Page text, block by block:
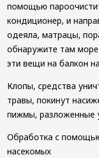
помощью
кондиционер, и
одеяла, матрацы,
обнаружите там
эти вещи на балкон
Клопы, средства
травы, покинут
пижмы, разложенные
Обработка с
насекомых